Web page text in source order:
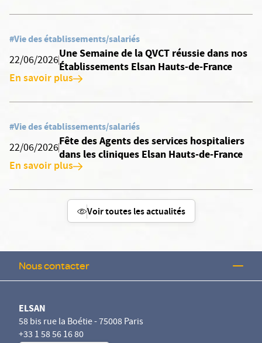
#Vie des établissements/salariés
22/06/2026
Une Semaine de la QVCT réussie dans nos
Établissements Elsan Hauts-de-France
En savoir plus
#Vie des établissements/salariés
22/06/2026
Fête des Agents des services hospitaliers
dans les cliniques Elsan Hauts-de-France
En savoir plus
Voir toutes les actualités
Nous contacter
ELSAN
58 bis rue la Boétie - 75008 Paris
+33 1 58 56 16 80